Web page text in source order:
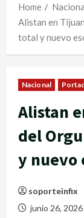
Home
Alistan en
total y nuevo
Nacional
Alistan
del
y nuevo
soporteinfix
junio 26, 2026